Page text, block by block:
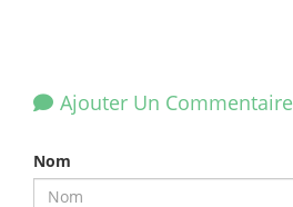
Ajouter Un Commentaire
Nom